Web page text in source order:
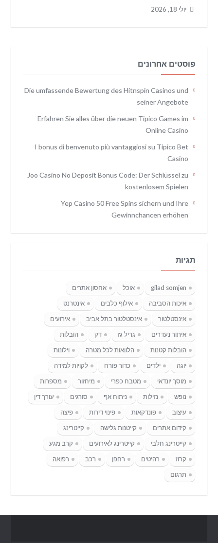
יולי 18, 2026
פוסטים אחרונים
Die umfassende Bewertung des Hitnspin Casinos und
seiner Angebote
Erfahren Sie alles über die neuen Tipico Games im
Online Casino
I bonus di benvenuto più vantaggiosi su Tipico Bet
Casino
Joo Casino No Deposit Bonus Code: Der Schlüssel zu
kostenlosem Spielen
Yep Casino 50 Free Spins sichern und Ihre
Gewinnchancen erhöhen
תגיות
gilad somjen אוכל
אחסון אתרים
איכות הסביבה
אילוף כלבים
אינטרנט
אינסטלטור
אינסטלטור בתל אביב
אירועים
איתור נעדרים
גריל גז דק
הובלות
הובלות קטנות
הלוואות לכל מטרה
וילונות
יוגה
ילדים כדור פורח
לקויות למידה
מוסך יונדאי
מטבח כפרי מיחזור
מספרות
נופש
נזילות ניתוח אף סורגים
עורך דין
עיצוב
פונדקאות פינוי דירות
פיצה
קידום אתרים
קייטנות גלישה
קייטרינג
קייטרינג חלבי
קייטרינג לאירועים
קרב מגע
קרוז
רהיטים רחפן רכב
רפואה
תרגום